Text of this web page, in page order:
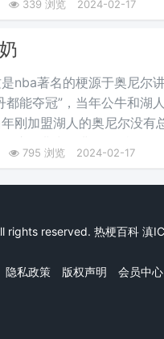
个非常著名的梗，今天让
339 浏览 2024-02-17
nba著名的梗源于奥尼尔
都能夺冠”，当年公牛和湖
刚加盟湖人的奥尼尔没有
这句非常经典的梗“我奶奶
军”，瞬间刺激的罗德曼哑
味，但也充分证明了乔丹
795 浏览 2024-02-17
rights reserved. 热梗百科 滇
隐私政策 版权声明 会员中心